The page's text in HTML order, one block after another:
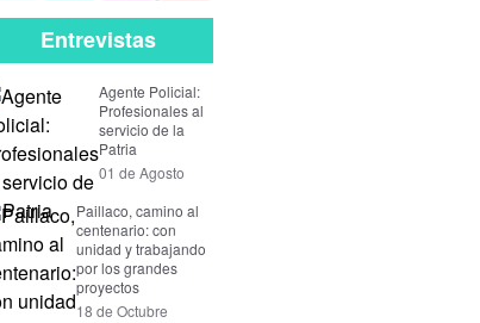
Entrevistas
Agente Policial:
Profesionales al
servicio de la
Patria
01 de Agosto
Paillaco, camino al
centenario: con
unidad y trabajando
por los grandes
proyectos
18 de Octubre